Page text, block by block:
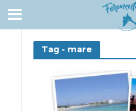
Tag - mare